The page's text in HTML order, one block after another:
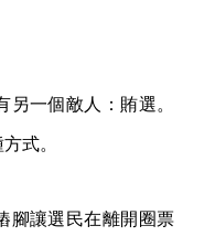
一個敵人：賄選。
式。
腳讓選民在離開圈票